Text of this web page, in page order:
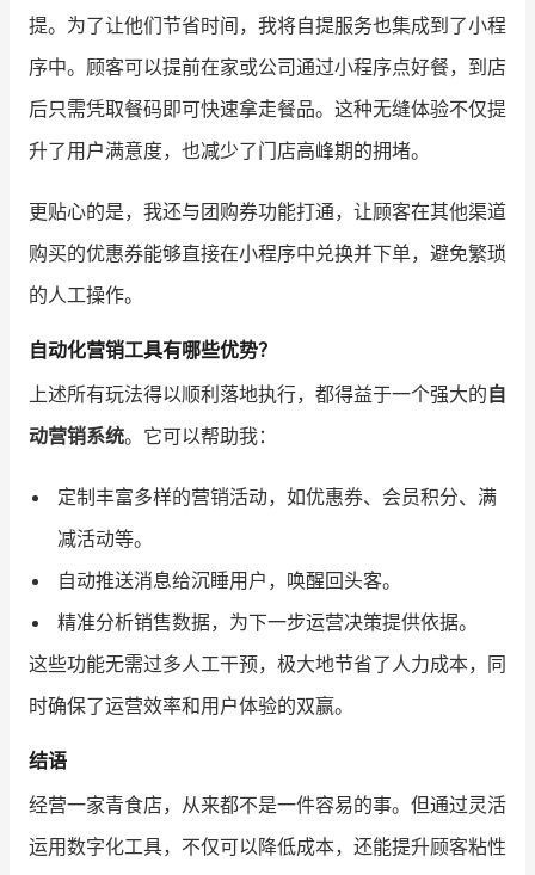
提。为了让他们节省时间，我将自提服务也集成到了小程
序中。顾客可以提前在家或公司通过小程序点好餐，到店
后只需凭取餐码即可快速拿走餐品。这种无缝体验不仅提
升了用户满意度，也减少了门店高峰期的拥堵。
更贴心的是，我还与团购券功能打通，让顾客在其他渠道
购买的优惠券能够直接在小程序中兑换并下单，避免繁琐
的人工操作。
自动化营销工具有哪些优势？
上述所有玩法得以顺利落地执行，都得益于一个强大的自
动营销系统。它可以帮助我：
定制丰富多样的营销活动，如优惠券、会员积分、满
减活动等。
自动推送消息给沉睡用户，唤醒回头客。
精准分析销售数据，为下一步运营决策提供依据。
这些功能无需过多人工干预，极大地节省了人力成本，同
时确保了运营效率和用户体验的双赢。
结语
经营一家青食店，从来都不是一件容易的事。但通过灵活
运用数字化工具，不仅可以降低成本，还能提升顾客粘性